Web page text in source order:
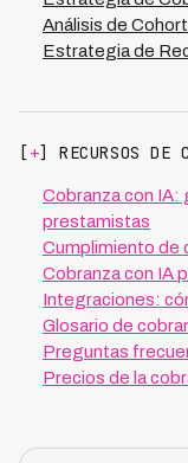
Análisis de
Estrategia de
[+] RECURSOS DE
Cobranza con IA:
prestamistas
Cumplimiento de
Cobranza con IA
Integraciones:
Glosario de
Preguntas
Precios de la